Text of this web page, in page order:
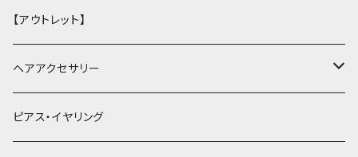
【アウトレット】
ヘアアクセサリー
ヘアクリップ
ピアス・イヤリング